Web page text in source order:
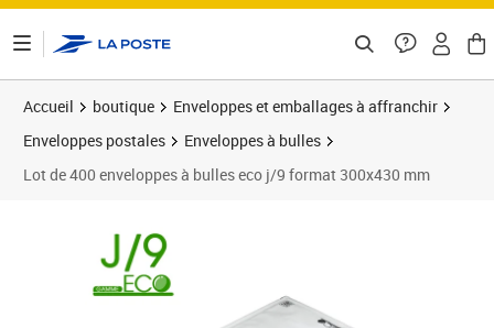
Accueil boutique
Enveloppes et emballages à affranchir
Enveloppes postales
Enveloppes à bulles
Lot de 400 enveloppes à bulles eco j/9 format 300x430 mm